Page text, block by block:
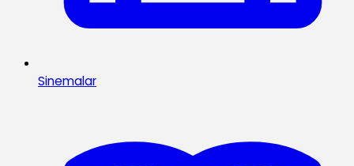
Sinemalar